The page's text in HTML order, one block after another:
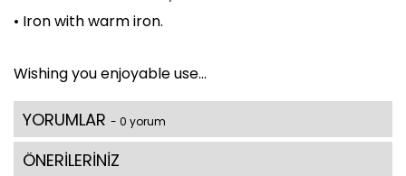
• Iron with warm iron.
Wishing you enjoyable use...
YORUMLAR - 0 yorum
ÖNERİLERİNİZ